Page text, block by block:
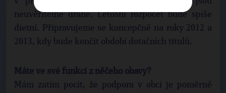
neuvěřitelně drahé. Letošní rozpočet bude spíše
dietní. Připravujeme se koncepčně na roky 2012 a
2013, kdy bude končit období dotačních titulů.
Máte ve své funkci z něčeho obavy?
Mám zatím pocit, že podpora v obci je poměrně